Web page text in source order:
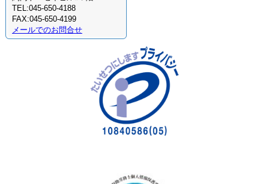
TEL:045-650-4188
FAX:045-650-4199
メールでのお問合せ